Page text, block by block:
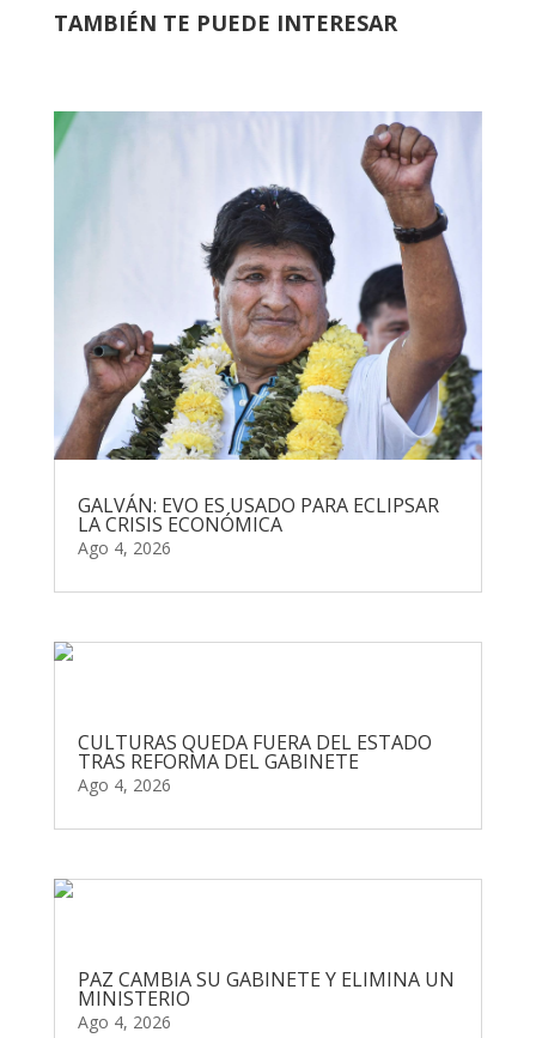
TAMBIÉN TE PUEDE INTERESAR
GALVÁN: EVO ES USADO PARA ECLIPSAR
LA CRISIS ECONÓMICA
Ago 4, 2026
CULTURAS QUEDA FUERA DEL ESTADO
TRAS REFORMA DEL GABINETE
Ago 4, 2026
PAZ CAMBIA SU GABINETE Y ELIMINA UN
MINISTERIO
Ago 4, 2026